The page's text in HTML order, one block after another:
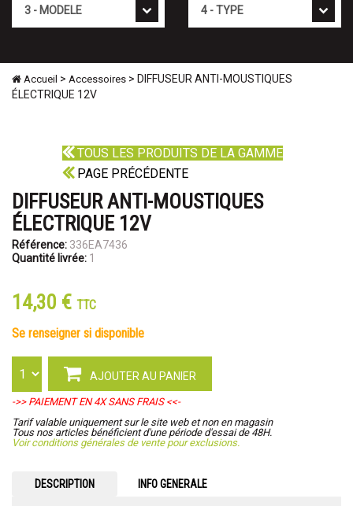
Accueil > Accessoires > DIFFUSEUR ANTI-MOUSTIQUES
ÉLECTRIQUE 12V
TOUS LES PRODUITS DE LA GAMME
PAGE PRÉCÉDENTE
DIFFUSEUR ANTI-MOUSTIQUES
ÉLECTRIQUE 12V
Référence: 336EA7436
Quantité livrée: 1
14,30 € TTC
se renseigner si disponible
AJOUTER AU PANIER
->> PAIEMENT EN 4X SANS FRAIS <<-
Tarif valable uniquement sur le site web et non en magasin
Tous nos articles bénéficient d'une période d'essai de 48H.
Voir conditions générales de vente pour exclusions.
DESCRIPTION INFO GENERALE